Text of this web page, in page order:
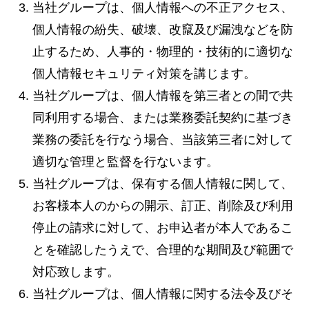
当社グループは、個人情報への不正アクセス、
個人情報の紛失、破壊、改竄及び漏洩などを防
止するため、人事的・物理的・技術的に適切な
個人情報セキュリティ対策を講じます。
当社グループは、個人情報を第三者との間で共
同利用する場合、または業務委託契約に基づき
業務の委託を行なう場合、当該第三者に対して
適切な管理と監督を行ないます。
当社グループは、保有する個人情報に関して、
お客様本人のからの開示、訂正、削除及び利用
停止の請求に対して、お申込者が本人であるこ
とを確認したうえで、合理的な期間及び範囲で
対応致します。
当社グループは、個人情報に関する法令及びそ